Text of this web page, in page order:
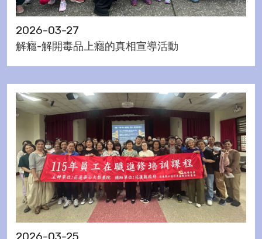
2026-03-27
解癮-解開毒品上癮的真相宣導活動
2026-03-25